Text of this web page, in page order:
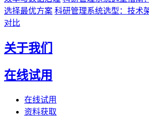
选择最优方案 科研管理系统选型：技术
对比
关于我们
在线试用
在线试用
资料获取